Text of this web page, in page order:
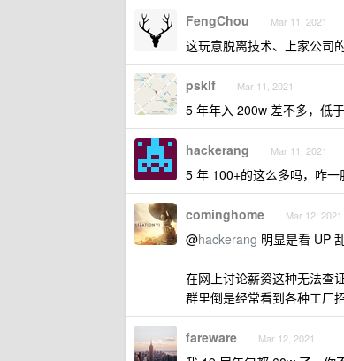
FengChou Mar 11, 2021
这玩意脱离技术、上家公司
psklf Mar 11, 2021
5 年年入 200w 差不多，低于
hackerang Mar 11, 2021
5 年 100+的这么多吗，咋一
cominghome Mar 12, 2021
@hackerang 明显是看 UP
在网上讨论薪资这种无法查
群里倒是经常看到各种工厂
fareware Mar 12, 2021